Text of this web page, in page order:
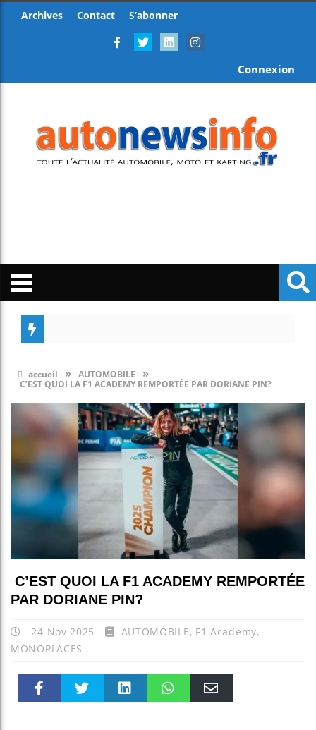
Archives Contact S’abonner
Connexion
accueil » AUTOMOBILE »
C’EST QUOI LA F1 ACADEMY REMPORTÉE PAR DORIANE PIN?
C’EST QUOI LA F1 ACADEMY REMPORTÉE
PAR DORIANE PIN?
24 Nov 2025 AUTOMOBILE, F1 Academy,
MONOPLACES